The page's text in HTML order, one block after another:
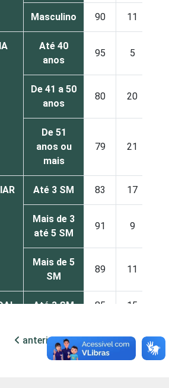
Masculino 90 11
Até 40
anos
95 5
De 41 a 50
anos
80 20
De 51
anos ou
mais
79 21
Até 3 SM 83 17
Mais de 3
até 5 SM
91 9
Mais de 5
SM
89 11
Até 3 SM 85 15
Mais de 3
até 5 SM
91 9 -
anterior próxima